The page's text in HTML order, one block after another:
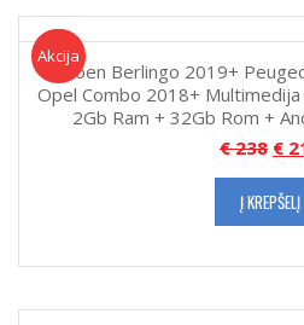
Akcija
Akcija!
Citroen Berlingo 2019+
Opel Combo 2018+
2Gb Ram + 32Gb Rom +
€238 €
Į KREPŠELĮ